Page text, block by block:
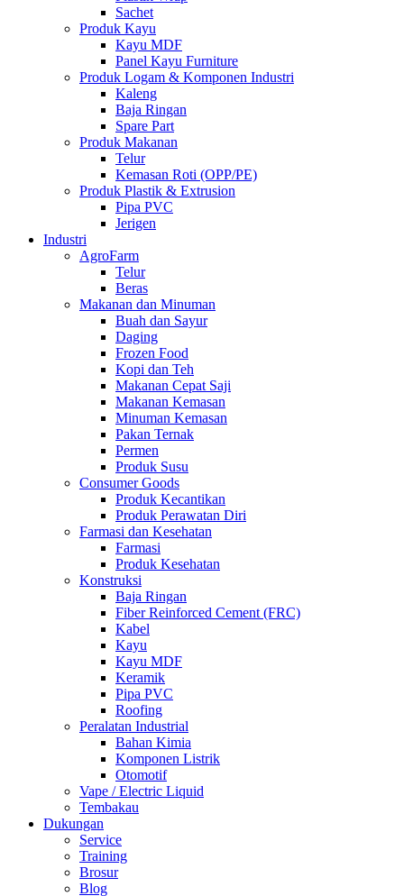
Sachet
Produk Kayu
Kayu MDF
Panel Kayu Furniture
Produk Logam & Komponen Industri
Kaleng
Baja Ringan
Spare Part
Produk Makanan
Telur
Kemasan Roti (OPP/PE)
Produk Plastik & Extrusion
Pipa PVC
Jerigen
Industri
AgroFarm
Telur
Beras
Makanan dan Minuman
Buah dan Sayur
Daging
Frozen Food
Kopi dan Teh
Makanan Cepat Saji
Makanan Kemasan
Minuman Kemasan
Pakan Ternak
Permen
Produk Susu
Consumer Goods
Produk Kecantikan
Produk Perawatan Diri
Farmasi dan Kesehatan
Farmasi
Produk Kesehatan
Konstruksi
Baja Ringan
Fiber Reinforced Cement (FRC)
Kabel
Kayu
Kayu MDF
Keramik
Pipa PVC
Roofing
Peralatan Industrial
Bahan Kimia
Komponen Listrik
Otomotif
Vape / Electric Liquid
Tembakau
Dukungan
Service
Training
Brosur
Blog